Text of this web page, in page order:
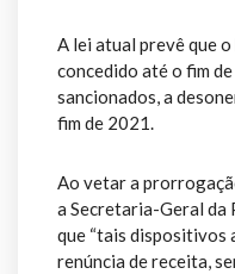
A lei atual prevê que
concedido até o fim
sancionados, a
fim de 2021.
Ao vetar a
a Secretaria-Geral da
que “tais dispositivos
renúncia de receita,